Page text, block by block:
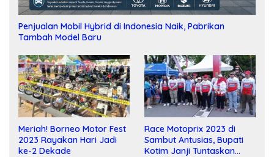
Penjualan Mobil Hybrid di Indonesia Naik, Pabrikan
Tambah Model Baru
Meriah! Borneo Motor Fest
2023 Rayakan Hari Jadi
ke-2 Dekade
Race Motoprix 2023 di
Sambut Antusias, Bupati
Kotim Janji Tuntaskan